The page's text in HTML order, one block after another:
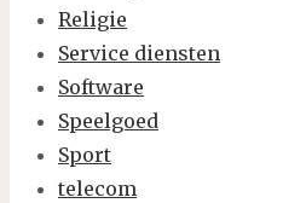
Religie
Service diensten
Software
Speelgoed
Sport
telecom